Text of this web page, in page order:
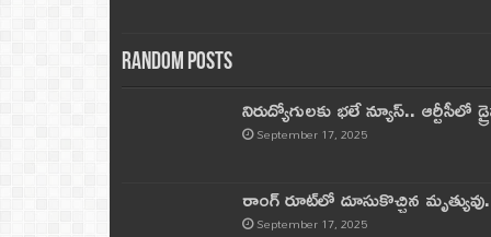
Random Posts
నిరుద్యోగులకు భలే న్యూస్.. ఆర్టీసీలో
September 17, 2025
రాంగ్ రూట్‌లో దూసుకొచ్చిన
September 17, 2025